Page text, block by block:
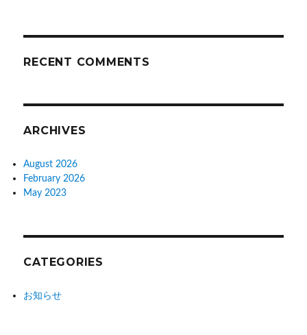
RECENT COMMENTS
ARCHIVES
August 2026
February 2026
May 2023
CATEGORIES
お知らせ